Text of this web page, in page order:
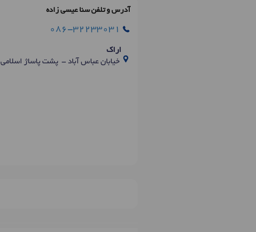
آدرس و تلفن سنا عیسی زاده
086-32233031
اراک
خیابان عباس آباد - پشت پاساژ اسلامی